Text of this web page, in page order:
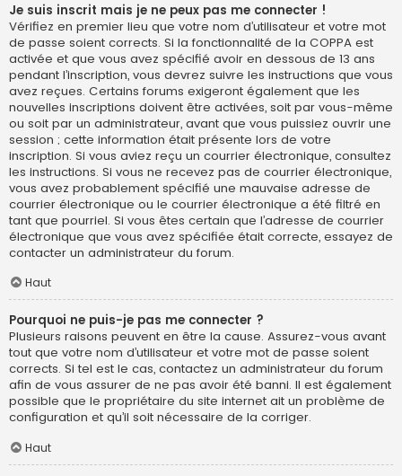
Je suis inscrit mais je ne peux pas me connecter !
Vérifiez en premier lieu que votre nom d’utilisateur et votre mot
de passe soient corrects. Si la fonctionnalité de la COPPA est
activée et que vous avez spécifié avoir en dessous de 13 ans
pendant l’inscription, vous devrez suivre les instructions que vous
avez reçues. Certains forums exigeront également que les
nouvelles inscriptions doivent être activées, soit par vous-même
ou soit par un administrateur, avant que vous puissiez ouvrir une
session ; cette information était présente lors de votre
inscription. Si vous aviez reçu un courrier électronique, consultez
les instructions. Si vous ne recevez pas de courrier électronique,
vous avez probablement spécifié une mauvaise adresse de
courrier électronique ou le courrier électronique a été filtré en
tant que pourriel. Si vous êtes certain que l’adresse de courrier
électronique que vous avez spécifiée était correcte, essayez de
contacter un administrateur du forum.
Haut
Pourquoi ne puis-je pas me connecter ?
Plusieurs raisons peuvent en être la cause. Assurez-vous avant
tout que votre nom d’utilisateur et votre mot de passe soient
corrects. Si tel est le cas, contactez un administrateur du forum
afin de vous assurer de ne pas avoir été banni. Il est également
possible que le propriétaire du site internet ait un problème de
configuration et qu’il soit nécessaire de la corriger.
Haut